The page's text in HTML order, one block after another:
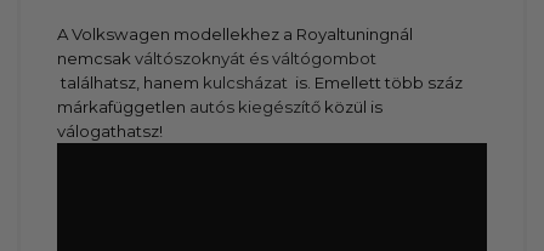
A Volkswagen modellekhez a Royaltuningnál
nemcsakváltószoknyát és váltógombot
találhatsz, hanem kulcsházat is. Emellett több száz
márkafüggetlen autós kiegészítő közül is
válogathatsz!